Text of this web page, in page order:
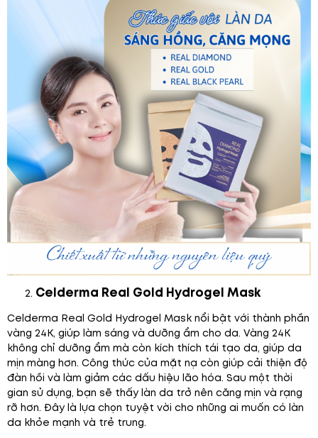
Celderma Real Gold Hydrogel Mask
Celderma Real Gold Hydrogel Mask nổi bật với thành phần
vàng 24K, giúp làm sáng và dưỡng ẩm cho da. Vàng 24K
không chỉ dưỡng ẩm mà còn kích thích tái tạo da, giúp da
mịn màng hơn. Công thức của mặt nạ còn giúp cải thiện độ
đàn hồi và làm giảm các dấu hiệu lão hóa. Sau một thời
gian sử dụng, bạn sẽ thấy làn da trở nên căng mịn và rạng
rỡ hơn. Đây là lựa chọn tuyệt vời cho những ai muốn có làn
da khỏe mạnh và trẻ trung.